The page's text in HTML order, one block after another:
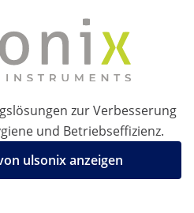
zur Verbesserung
und Betriebseffizienz.
ulsonix anzeigen